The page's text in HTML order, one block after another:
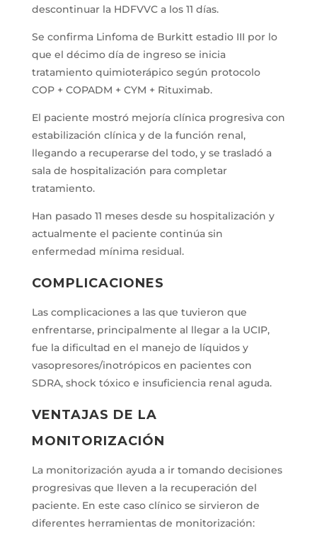
descontinuar la HDFVVC a los 11 días.
Se confirma Linfoma de Burkitt estadio III por lo
que el décimo día de ingreso se inicia
tratamiento quimioterápico según protocolo
COP + COPADM + CYM + Rituximab.
El paciente mostró mejoría clínica progresiva con
estabilización clínica y de la función renal,
llegando a recuperarse del todo, y se trasladó a
sala de hospitalización para completar
tratamiento.
Han pasado 11 meses desde su hospitalización y
actualmente el paciente continúa sin
enfermedad mínima residual.
COMPLICACIONES
Las complicaciones a las que tuvieron que
enfrentarse, principalmente al llegar a la UCIP,
fue la dificultad en el manejo de líquidos y
vasopresores/inotrópicos en pacientes con
SDRA, shock tóxico e insuficiencia renal aguda.
VENTAJAS DE LA
MONITORIZACIÓN
La monitorización ayuda a ir tomando decisiones
progresivas que lleven a la recuperación del
paciente. En este caso clínico se sirvieron de
diferentes herramientas de monitorización: